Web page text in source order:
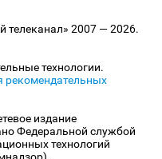
2007 — 2026.
технологии.
рекомендательных
издание
Федеральной службой
технологий